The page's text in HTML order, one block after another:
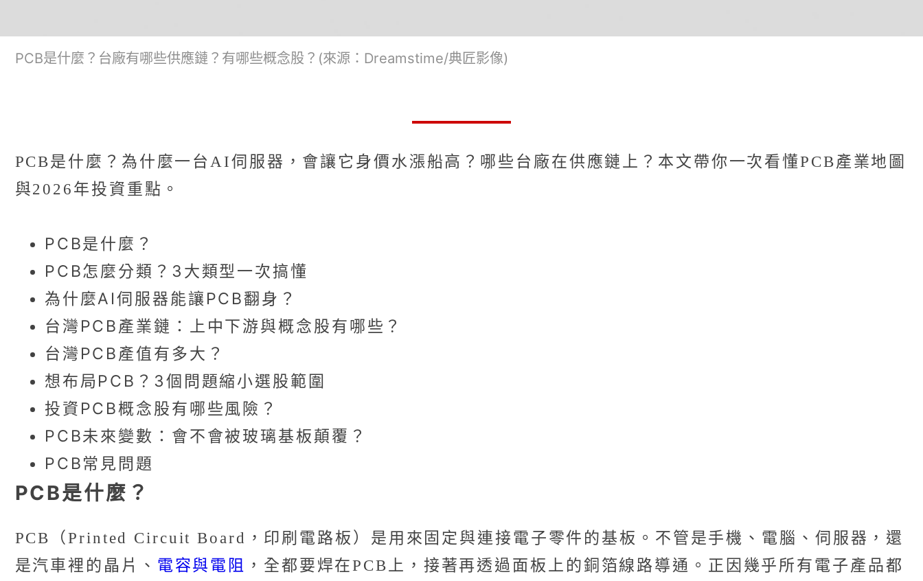
PCB是什麼？台廠有哪些供應鏈？有哪些概念股？(來源：Dreamstime/典匠影像)
PCB是什麼？為什麼一台AI伺服器，會讓它身價水漲船高？哪些台廠在供應鏈上？本文帶你一次看懂PCB產業地圖
與2026年投資重點。
PCB是什麼？
PCB怎麼分類？3大類型一次搞懂
為什麼AI伺服器能讓PCB翻身？
台灣PCB產業鏈：上中下游與概念股有哪些？
台灣PCB產值有多大？
想布局PCB？3個問題縮小選股範圍
投資PCB概念股有哪些風險？
PCB未來變數：會不會被玻璃基板顛覆？
PCB常見問題
PCB是什麼？
PCB（Printed Circuit Board，印刷電路板）是用來固定與連接電子零件的基板。不管是手機、電腦、伺服器，還
是汽車裡的晶片、 電容與電阻
，全都要焊在PCB上，接著再透過面板上的銅箔線路導通。正因幾乎所有電子產品都